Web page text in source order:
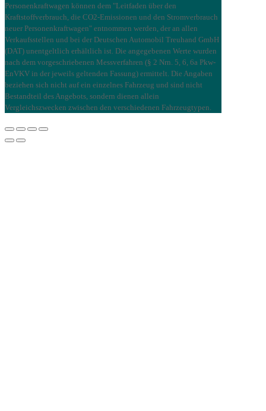
Personenkraftwagen können dem "Leitfaden über den
Kraftstoffverbrauch, die CO2-Emissionen und den Stromverbrauch
neuer Personenkraftwagen" entnommen werden, der an allen
Verkaufsstellen und bei der Deutschen Automobil Treuhand GmbH
(DAT) unentgeltlich erhältlich ist. Die angegebenen Werte wurden
nach dem vorgeschriebenen Messverfahren (§ 2 Nrn. 5, 6, 6a Pkw-
EnVKV in der jeweils geltenden Fassung) ermittelt. Die Angaben
beziehen sich nicht auf ein einzelnes Fahrzeug und sind nicht
Bestandteil des Angebots, sondern dienen allein
Vergleichszwecken zwischen den verschiedenen Fahrzeugtypen.